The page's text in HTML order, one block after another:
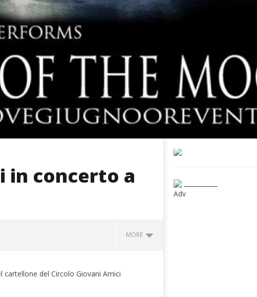
in concerto a
MORE
cartellone del Circolo Giovani Amici
___________
Adv